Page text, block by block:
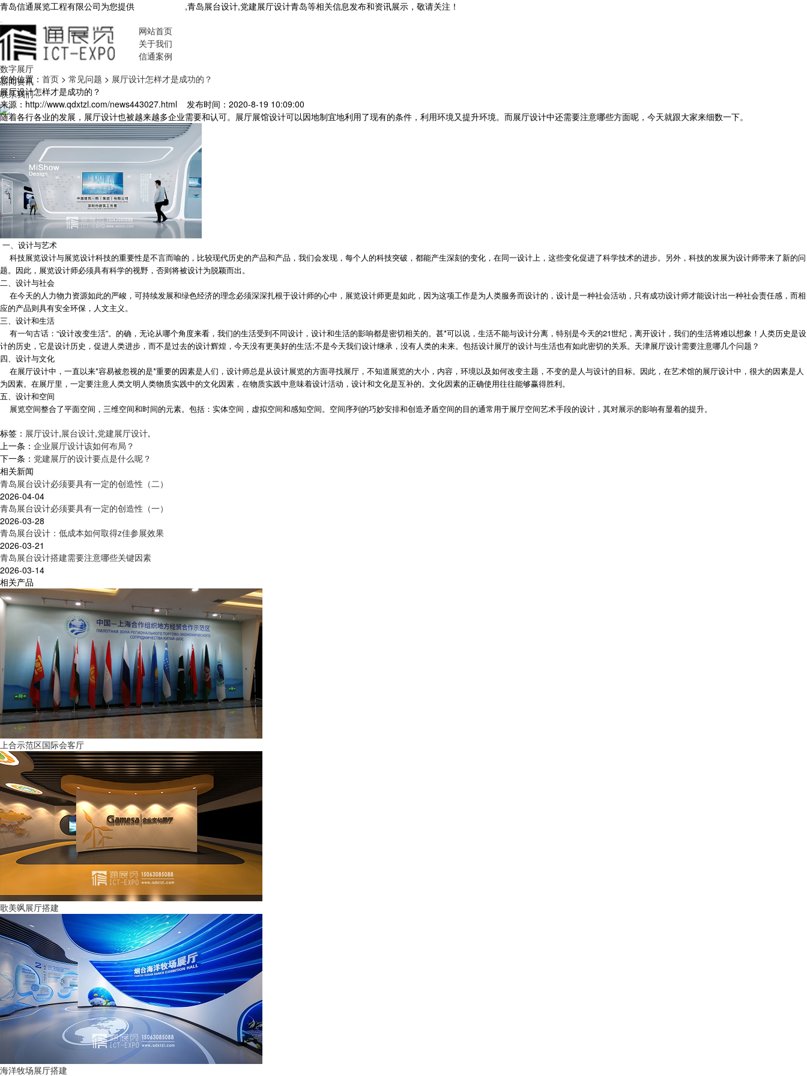
青岛信通展览工程有限公司为您提供 ,青岛展台设计,党建展厅设计青岛等相关信息发布和资讯展示，敬请关注！
网站首页
关于我们
信通案例
数字展厅
新闻资讯
联系我们
您的位置： 首页 > 常见问题 > 展厅设计怎样才是成功的？
展厅设计怎样才是成功的？
来源：http://www.qdxtzl.com/news443027.html 发布时间：2020-8-19 10:09:00
随着各行各业的发展，展厅设计也被越来越多企业需要和认可。展厅展馆设计可以因地制宜地利用了现有的条件，利用环境又提升环境。而展厅设计中还需要注意哪些方面呢，今天就跟大家来细数一下。
一、设计与艺术
科技展览设计与展览设计科技的重要性是不言而喻的，比较现代历史的产品和产品，我们会发现，每个人的科技突破，都能产生深刻的变化，在同一设计上，这些变化促进了科学技术的进步。另外，科技的发展为设计师带来了新的问
题。因此，展览设计师必须具有科学的视野，否则将被设计为脱颖而出。
二、设计与社会
在今天的人力物力资源如此的严峻，可持续发展和绿色经济的理念必须深深扎根于设计师的心中，展览设计师更是如此，因为这项工作是为人类服务而设计的，设计是一种社会活动，只有成功设计师才能设计出一种社会责任感，而相
应的产品则具有安全环保，人文主义。
三、设计和生活
有一句古话：“设计改变生活”。的确，无论从哪个角度来看，我们的生活受到不同设计，设计和生活的影响都是密切相关的。甚*可以说，生活不能与设计分离，特别是今天的21世纪，离开设计，我们的生活将难以想象！人类历史是设
计的历史，它是设计历史，促进人类进步，而不是过去的设计辉煌，今天没有更美好的生活;不是今天我们设计继承，没有人类的未来。包括设计展厅的设计与生活也有如此密切的关系。天津展厅设计需要注意哪几个问题？
四、设计与文化
在展厅设计中，一直以来*容易被忽视的是*重要的因素是人们，设计师总是从设计展览的方面寻找展厅，不知道展览的大小，内容，环境以及如何改变主题，不变的是人与设计的目标。因此，在艺术馆的展厅设计中，很大的因素是人
为因素。在展厅里，一定要注意人类文明人类物质实践中的文化因素，在物质实践中意味着设计活动，设计和文化是互补的。文化因素的正确使用往往能够赢得胜利。
五、设计和空间
展览空间整合了平面空间，三维空间和时间的元素。包括：实体空间，虚拟空间和感知空间。空间序列的巧妙安排和创造矛盾空间的目的通常用于展厅空间艺术手段的设计，其对展示的影响有显着的提升。
标签： 展厅设计,展台设计,党建展厅设计,
上一条： 企业展厅设计该如何布局？
下一条： 党建展厅的设计要点是什么呢？
相关新闻
青岛展台设计必须要具有一定的创造性（二）
2026-04-04
青岛展台设计必须要具有一定的创造性（一）
2026-03-28
青岛展台设计：低成本如何取得z佳参展效果
2026-03-21
青岛展台设计搭建需要注意哪些关键因素
2026-03-14
相关产品
上合示范区国际会客厅
歌美飒展厅搭建
海洋牧场展厅搭建